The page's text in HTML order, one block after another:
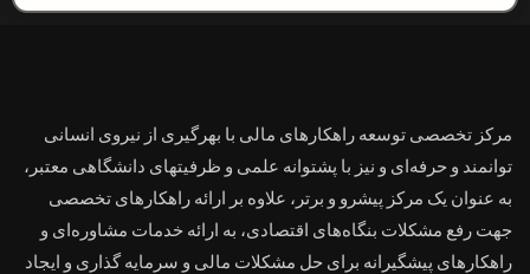
مرکز تخصصی توسعه راهکارهای مالی با بهرگیری از نیروی انسانی
توانمند و حرفه‌ای و نیز با پشتوانه علمی و ظرفیتهای دانشگاهی معتبر،
به عنوان یک مرکز پیشرو و برتر، علاوه بر ارائه راهکارهای تخصصی
جهت رفع مشکلات بنگاه‌های اقتصادی، به ارائه خدمات مشاوره‌ای و
راهکارهای پیشگیرانه برای حل مشکلات مالی و سرمایه گذاری و ایجاد